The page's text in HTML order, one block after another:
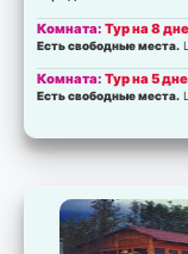
Комната:Тур на 8
Есть свободные места.
Комната:Тур на 5
Есть свободные места.